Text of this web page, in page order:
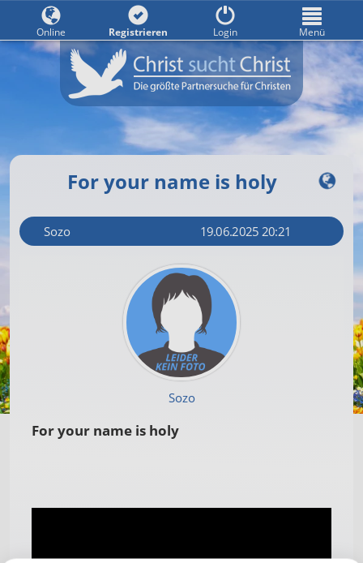
For your name is holy
Sozo 19.06.2025 20:21
Sozo
For your name is holy
Online Registrieren Login Menü